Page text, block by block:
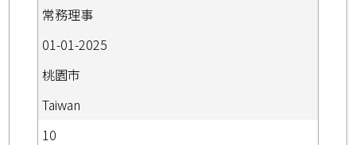
常務理事
01-01-2025
桃園市
Taiwan
10